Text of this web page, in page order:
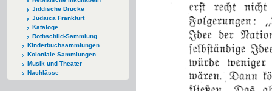
Jiddische Drucke
Judaica Frankfurt
Kataloge
Rothschild-Sammlung
Kinderbuchsammlungen
Koloniale Sammlungen
Musik und Theater
Nachlässe